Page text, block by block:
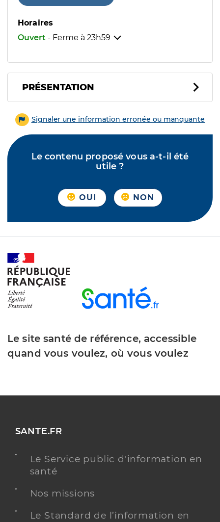
Horaires
Ouvert - Ferme à 23h59
PRÉSENTATION
Signaler une information erronée ou manquante
Le contenu proposé vous a-t-il été
utile ?
OUI NON
Le site santé de référence, accessible
quand vous voulez, où vous voulez
SANTE.FR
Le Service public d'information en
santé
Nos missions
Le Standard de l’information en